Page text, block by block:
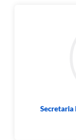
Secretaria